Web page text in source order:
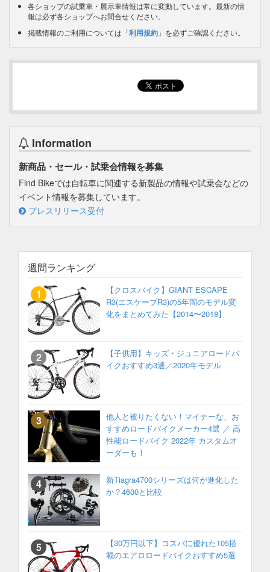
各ショップの試乗車・展示車情報は常に変動しています。最新の情
報は必ず各ショップへお問合せください。
掲載情報のご利用については「利用規約 」を必ずご確認ください。
Information
新商品・セール・試乗会情報を募集
Find Bikeでは自転車に関連する新製品の情報や試乗会などの
イベント情報を募集しています。
プレスリリース受付
週間ランキング
【クロスバイク】GIANT ESCAPE
R3(エスケープR3)の5年間のモデル変
化をまとめてみた【2014〜2018】
【子供用】キッズ・ジュニアロードバ
イクおすすめ3選／2020年モデル
他人と被りたくない！マイナーな、お
すすめロードバイクメーカー4選 ／ 高
性能ロードバイク 2022年 カスタムオ
ーダーも！
新Tiagra4700シリーズは何が進化した
か？4600と比較
【30万円以下】コスパに優れた105搭
載のエアロロードバイクおすすめ5選